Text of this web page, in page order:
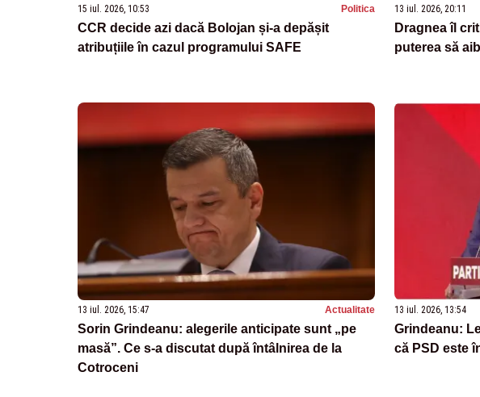
15 iul. 2026, 10:53 Politica
CCR decide azi dacă Bolojan și-a depășit
atribuțiile în cazul programului SAFE
13 iul. 2026, 20:11
Dragnea îl
puterea să
13 iul. 2026, 15:47 Actualitate
Sorin Grindeanu: alegerile anticipate sunt „pe
masă”. Ce s-a discutat după întâlnirea de la
Cotroceni
13 iul. 2026, 13:54
Grindeanu:
că PSD este